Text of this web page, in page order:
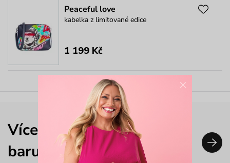
Peaceful love
kabelka z limitované edice
1 199 Kč
Více outfitů nejen od
barusminky
×